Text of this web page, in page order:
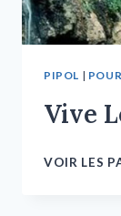
PIPOL |
Vive
VOIR LES